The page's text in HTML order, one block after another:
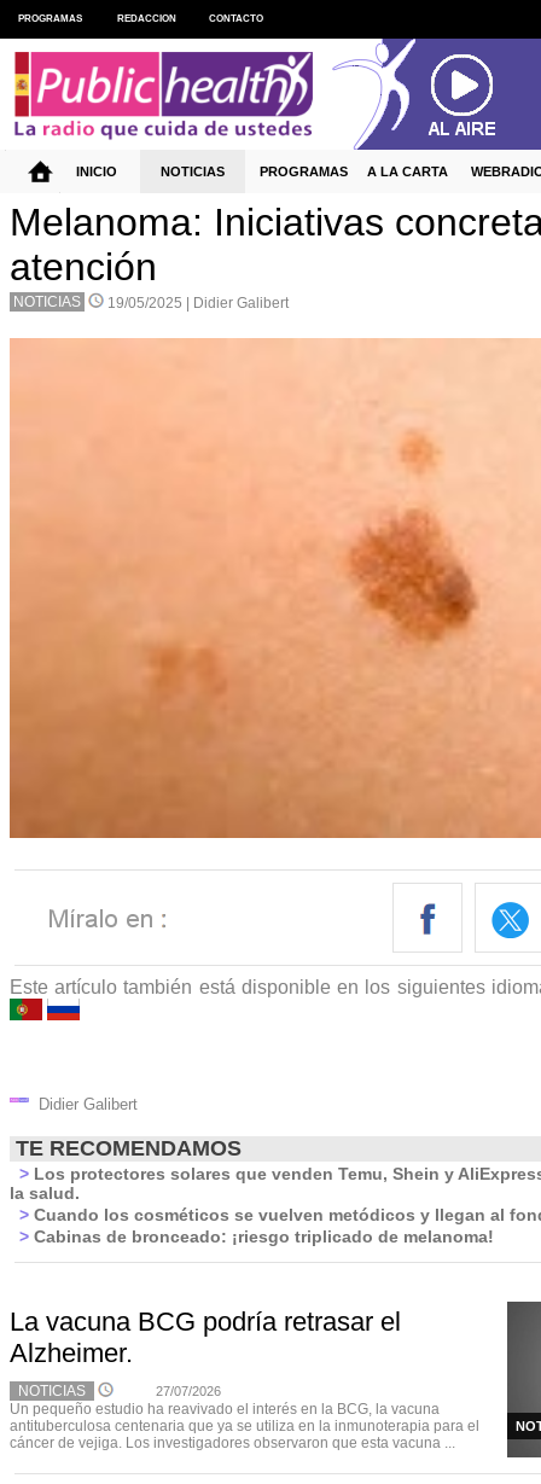
Melanoma: Iniciativas
atención
NOTICIAS 19/05/2025 | Didier Galibert
Este artículo también está disponible en los siguientes
Didier Galibert
TE RECOMENDAMOS
> Los protectores solares que venden Temu, Shein y
la salud.
> Cuando los cosméticos se vuelven metódicos y llegan al
> Cabinas de bronceado: ¡riesgo triplicado de melanoma!
La vacuna BCG podría retrasar el
Alzheimer.
NOTICIAS 27/07/2026
Un pequeño estudio ha reavivado el interés en la BCG, la vacuna
antituberculosa centenaria que ya se utiliza en la inmunoterapia para el
cáncer de vejiga. Los investigadores observaron que esta vacuna ...
PROGRAMAS REDACCION CONTACTO
INICIO NOTICIAS PROGRAMAS A LA CARTA